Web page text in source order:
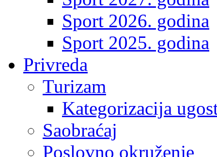
Sport 2026. godina
Sport 2025. godina
Privreda
Turizam
Kategorizacija
Saobraćaj
Poslovno okruženje